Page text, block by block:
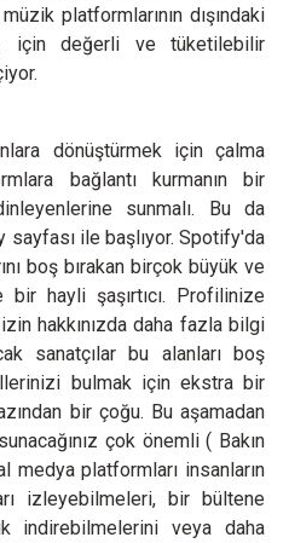
platformlarının dışındaki
için değerli ve tüketilebilir
dönüştürmek için çalma
bağlantı kurmanın bir
sunmalı. Bu da
ile başlıyor. Spotify'da
boş bırakan birçok büyük ve
hayli şaşırtıcı. Profilinize
hakkınızda daha fazla bilgi
sanatçılar bu alanları boş
bulmak için ekstra bir
bir çoğu. Bu aşamadan
çok önemli ( Bakın
medya platformları insanların
izleyebilmeleri, bir bültene
indirebilmelerini veya daha